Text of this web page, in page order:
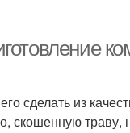
сделать из
скошенную траву,